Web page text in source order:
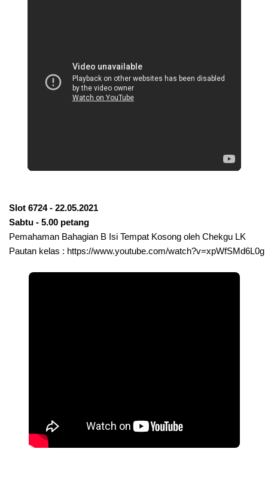
Slot 6724 - 22.05.2021
Sabtu - 5.00 petang
Pemahaman Bahagian B Isi Tempat Kosong oleh Chekgu LK
Pautan kelas : https://www.youtube.com/watch?v=xpWfSMd6L0g